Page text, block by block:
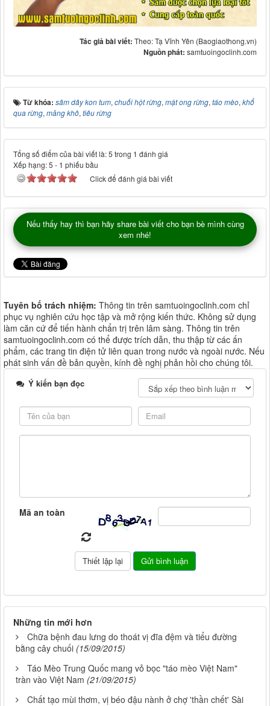
Tác giả bài viết: Theo: Tạ Vĩnh Yên (Baogiaothong.vn)
Nguồn phát: samtuoingoclinh.com
Từ khóa: sâm dây kon tum, chuối hột rừng, mật ong rừng, táo mèo, khổ
qua rừng, măng khô, tiêu rừng
Tổng số điểm của bài viết là: 5 trong 1 đánh giá
Xếp hạng:5 - 1 phiếu bầu
Click để đánh giá bài viết
Nếu thấy hay thì bạn hãy share bài viết cho bạn bè mình cùng
xem nhé!
Tuyên bố trách nhiệm: Thông tin trên samtuoingoclinh.com chỉ
phục vụ nghiên cứu học tập và mở rộng kiến thức. Không sử dụng
làm căn cứ để tiến hành chẩn trị trên lâm sàng. Thông tin trên
samtuoingoclinh.com có thể được trích dẫn, thu thập từ các ấn
phẩm, các trang tin điện tử liên quan trong nước và ngoài nước. Nếu
phát sinh vấn đề bản quyền, kính đề nghị phản hồi cho chúng tôi.
Ý kiến bạn đọc
Mã an toàn
Những tin mới hơn
Chữa bệnh đau lưng do thoát vị đĩa đệm và tiểu đường
bằng cây chuối (15/09/2015)
Táo Mèo Trung Quốc mang vỏ bọc "táo mèo Việt Nam"
tràn vào Việt Nam (21/09/2015)
Chất tạo mùi thơm, vị béo đậu nành ở chợ 'thần chết' Sài